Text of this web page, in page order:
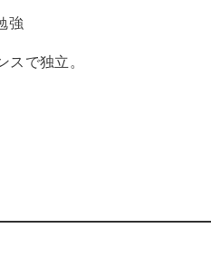
強
で独立。